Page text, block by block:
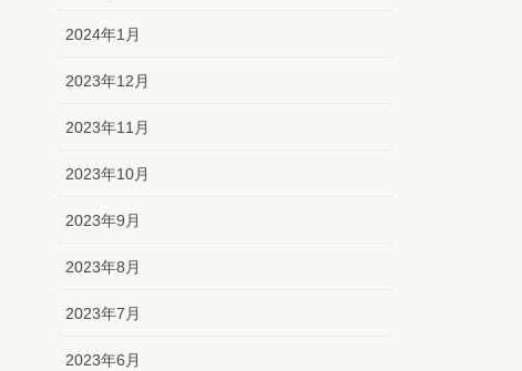
2024年1月
2023年12月
2023年11月
2023年10月
2023年9月
2023年8月
2023年7月
2023年6月